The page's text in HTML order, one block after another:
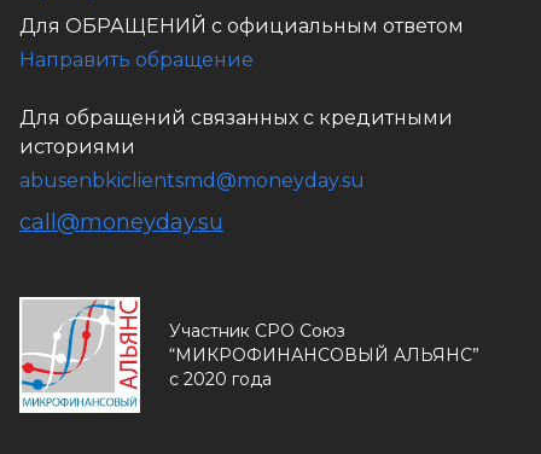
Для ОБРАЩЕНИЙ с официальным ответом
Направить обращение
Для обращений связанных с кредитными
историями
abusenbkiclientsmd@moneyday.su
call@moneyday.su
Участник СРО Союз
“МИКРОФИНАНСОВЫЙ АЛЬЯНС”
с 2020 года